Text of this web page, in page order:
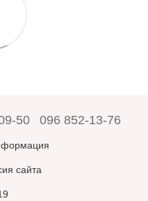
50 096 852-13-76
сайта